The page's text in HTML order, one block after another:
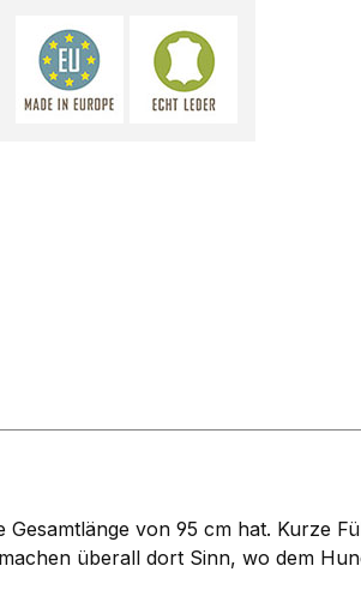
von 95 cm hat. Kurze
überall dort Sinn, wo dem